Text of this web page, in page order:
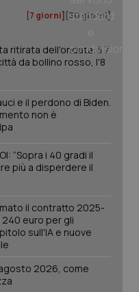
[7 giorni] [30 giorni]
ritirata dell'ondata: il 7
da bollino rosso, l'8
e il perdono di Biden.
non è
“Sopra i 40 gradi il
più a disperdere il
il contratto 2025-
euro per gli
sull'IA e nuove
2026, come
www.quotidianosanita.it
www.quotidianosanita.it